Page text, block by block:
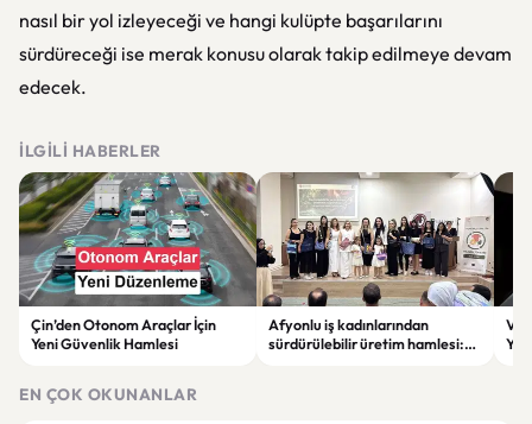
nasıl bir yol izleyeceği ve hangi kulüpte başarılarını
sürdüreceği ise merak konusu olarak takip edilmeye devam
edecek.
İLGILI HABERLER
Çin’den Otonom Araçlar İçin
Yeni Güvenlik Hamlesi
Afyonlu iş kadınlarından
sürdürülebilir üretim hamlesi:
EN ÇOK OKUNANLAR